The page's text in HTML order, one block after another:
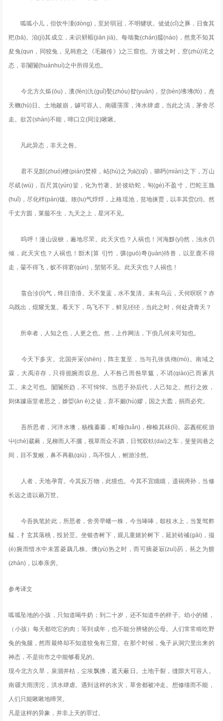
呱呱小儿，但饮牛湩(dòng)，至於弱冠，不明犍状。佌佌(cǐ)之豚，日食其
羓(bā)。洎(jì)其成立，未识豜豭(jiān jiā)。每啮毚(chán)臑(nào)，然竟不知其
夋兔(qun，同狡兔，见韩愈之《毛颖传》)之三窟也。方彼之时，窋(zhú)诧之
态，非闠闠(huánhuì)之中所得见也。
今北方久熰(ōu)，瀵(fèn)氿(guǐ)甃(zhòu)眢(yuān)，坌(bèn)坲坲(fó)，焘
天幠(hū)日。土地皴崩，罅可容人。南疆霶霈，洚水肆虐，当此之滈，茅舍尽
走。欲苫(shàn)不能，啼口立(同泣)啾啾。
凡此异态，非天之咎。
君不见斵(zhuó)楩(pián)焚樟，岵(hù)之为屺(qǐ)，睇眄(miàn)之下，万山
尽屼(wù)，百尺篔(yún)簹，化为竹著。於彼幼蛇，匌(gé)不盈寸，巴蛇王虺
(huǐ)，尽化柈(pán)馐。玈(lu)气烰烰，上格瑶池，贫地徕贾，以丰其赀(zī)。然
千丈方圆，莱菔不生，九天之上，星河不见。
呜呼！漫山设棙，遍地尽罘。此天灾也？人祸也！河海黟(yī)然，浊水仍
倾，此天灾也？人祸也！斵木[算刂]竹，彍(guō)弮(juàn)待兽，以至鹿不得
走，翬不得飞，蚁不得宭(qún)，髬髵不见。此天灾也？人祸也！
翕合沴(lì)气，终日涽涽。天不复蓝，水不复清。未有乌云，天何暝暝？赤
乌既出，焜耀无复。看天下，鸟飞不下，鲜见狉狉，当此之时，何处貣青天？
所幸者，人知之也，人更之也。然，上作网法，下偩几何未可知也。
今天下多灾。北国井冞(shēn)，阵主复至，当与孔张俱歾(mò)。南域之
霖，大禹洊存，只得扼腕而叹息。人不咎己而咎旱魃，不诮(qiào)己而诼共
工。未之可也。闤闠所趋，不可恈恈。当思子孙后代，人己知之。然行之效，
则体躆庙堂者思之，媕娿(ān ē)之徒，弃不婟(hù)嫪，国之大蠹，捐而必究。
吾所思者，河泮水墺，杨槐蓁蓁，町疃(tuǎn)，柳榆其秝(lì)。苾葌柅柅游
屮(chè)葳蕤，见柳而人不攦，视草而众不蹸，日驾双軑(dai)之车，斐斐闾巷之
间，目不复睺，鼻不再鼽(qiú)，鸟不惊人，鲋游沴然。
人者，天地孕育。今其反万物，此獍也。今其不宜瞡瞡，遗祸搙孙，当修
长远之道以藾万世。
今吾执笔於此，所思者，舍旁早蟠一株，今当唪唪，攲枝水上，当复驾舴
艋，扌玄其落桃，投於苙。坐银杏树下，观儿童嬉於树下，延於砖祴(gāi)，搤
(è)腕而惜水中未置菱藕几株。燠(yù)热之时，而可摘菱冣(zuì)菂，爇之为饘
(zhān)，以奉亲房。
参考译文
呱呱坠地的小孩，只知道喝牛奶；到二十岁，还不知道牛的样子。幼小的猪，
（小孩）每天都吃它的肉；等到成年，也不能分辨猪的公母。人们常常啃吃野
兔的兔腿，然而最终却不知道狡兔有三窟。在那个时候，兔子从洞穴里出来的
神态，不是街市之中能够看见的。
现今北方久旱，泉涸井枯，尘埃飘拂，遮天蔽日。土地干裂，缝隙大可容人。
南疆大雨滂沱，洪水肆虐。遇到这样的水灾，草舍都被冲走。想修缮而不能，
人们只能啾啾地啼哭。
凡是这样的异象，并非上天的罪过。